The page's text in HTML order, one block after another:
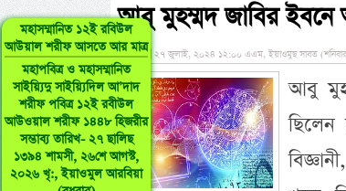
মহাসম্মানিত ১২ই রবিউল
আউয়াল শরীফ আসতে আর মাত্র
মহাপবিত্র ও মহাসম্মানিত
সাইয়্যিদু সাইয়্যিদিল আ’দাদ
শরীফ পবিত্র ১২ই রবীউল
আউওয়াল শরীফ ১৪৪৮ হিজরীর
সম্ভাব্য তারিখ- ২৭ ছালিছ
১৩৯৪ শামসী, ২৬শে আগস্ট,
২০২৬ খৃ:, ইয়াওমুল আরবিয়া
আবু মুহম্মদ জাবির
» ২৭ জুলাই, ২০২৪ ১২:০০ এএম, ইয়াওমুছ সাবত
আবু